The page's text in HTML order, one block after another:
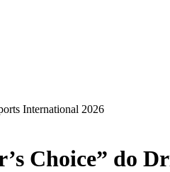
International 2026
Choice” do